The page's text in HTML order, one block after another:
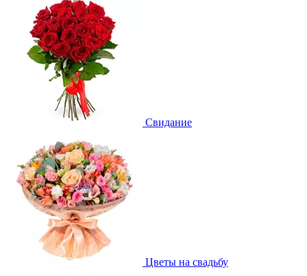
Свидание
Цветы на свадьбу